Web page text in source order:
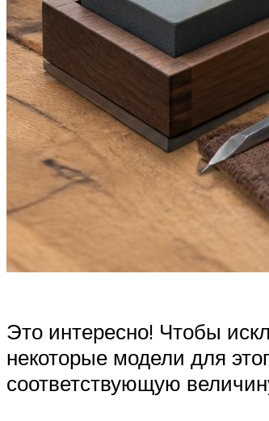
Это интересно! Чтобы
некоторые модели для
соответствующую